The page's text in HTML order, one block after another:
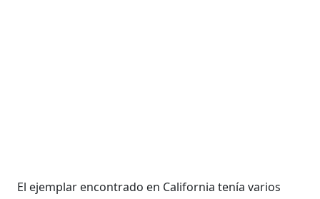
El ejemplar encontrado en California tenía varios